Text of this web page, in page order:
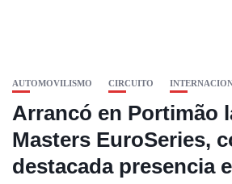
AUTOMOVILISMO CIRCUITO
Arrancó en Portimão
Masters EuroSeries,
destacada presencia